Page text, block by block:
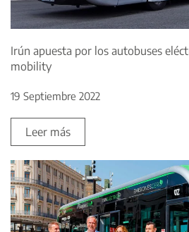
Irún apuesta por los autobuses
mobility
19 Septiembre 2022
Leer más